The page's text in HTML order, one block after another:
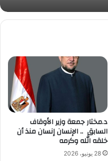
د.مختار جمعة وزير الأوقاف
السابق .. الإنسان إنسان منذ أن
خلقه الله وكرمه
28 يونيو، 2026